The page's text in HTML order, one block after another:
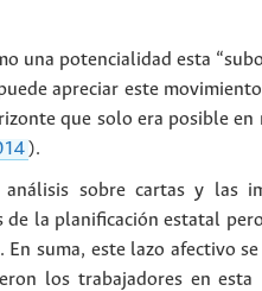
una potencialidad esta
apreciar este
que solo era posible en
).
análisis sobre cartas y las
de la planificación estatal
En suma, este lazo afectivo
los trabajadores en